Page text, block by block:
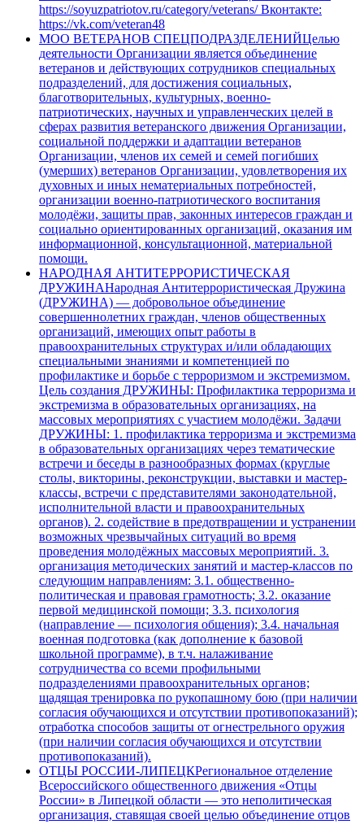
https://soyuzpatriotov.ru/category/veterans/ Вконтакте:
https://vk.com/veteran48
МОО ВЕТЕРАНОВ СПЕЦПОДРАЗДЕЛЕНИЙЦелью
деятельности Организации является объединение
ветеранов и действующих сотрудников специальных
подразделений, для достижения социальных,
благотворительных, культурных, военно-
патриотических, научных и управленческих целей в
сферах развития ветеранского движения Организации,
социальной поддержки и адаптации ветеранов
Организации, членов их семей и семей погибших
(умерших) ветеранов Организации, удовлетворения их
духовных и иных нематериальных потребностей,
организации военно-патриотического воспитания
молодёжи, защиты прав, законных интересов граждан и
социально ориентированных организаций, оказания им
информационной, консультационной, материальной
помощи.
НАРОДНАЯ АНТИТЕРРОРИСТИЧЕСКАЯ
ДРУЖИНАНародная Антитеррористическая Дружина
(ДРУЖИНА) — добровольное объединение
совершеннолетних граждан, членов общественных
организаций, имеющих опыт работы в
правоохранительных структурах и/или обладающих
специальными знаниями и компетенцией по
профилактике и борьбе с терроризмом и экстремизмом.
Цель создания ДРУЖИНЫ: Профилактика терроризма и
экстремизма в образовательных организациях, на
массовых мероприятиях с участием молодёжи. Задачи
ДРУЖИНЫ: 1. профилактика терроризма и экстремизма
в образовательных организациях через тематические
встречи и беседы в разнообразных формах (круглые
столы, викторины, реконструкции, выставки и мастер-
классы, встречи с представителями законодательной,
исполнительной власти и правоохранительных
органов). 2. содействие в предотвращении и устранении
возможных чрезвычайных ситуаций во время
проведения молодёжных массовых мероприятий. 3.
организация методических занятий и мастер-классов по
следующим направлениям: 3.1. общественно-
политическая и правовая грамотность; 3.2. оказание
первой медицинской помощи; 3.3. психология
(направление — психология общения); 3.4. начальная
военная подготовка (как дополнение к базовой
школьной программе), в т.ч. налаживание
сотрудничества со всеми профильными
подразделениями правоохранительных органов;
щадящая тренировка по рукопашному бою (при наличии
согласия обучающихся и отсутствии противопоказаний);
отработка способов защиты от огнестрельного оружия
(при наличии согласия обучающихся и отсутствии
противопоказаний).
ОТЦЫ РОССИИ-ЛИПЕЦКРегиональное отделение
Всероссийского общественного движения «Отцы
России» в Липецкой области — это неполитическая
организация, ставящая своей целью объединение отцов